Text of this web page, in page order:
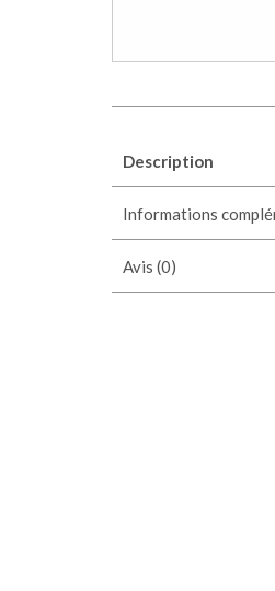
Description
Informations
Avis (0)